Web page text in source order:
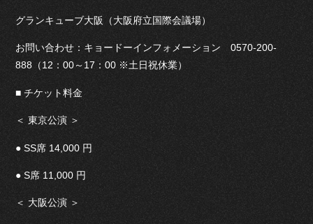
グランキューブ大阪（大阪府立国際会議場）
お問い合わせ：キョードーインフォメーション 0570-200-
888（12：00～17：00 ※土日祝休業）
■ チケット料金
＜ 東京公演 ＞
● SS席 14,000 円
● S席 11,000 円
＜ 大阪公演 ＞